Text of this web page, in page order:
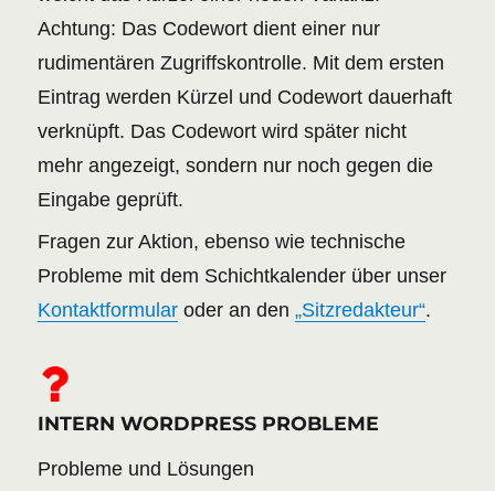
Achtung: Das Codewort dient einer nur
rudimentären Zugriffskontrolle. Mit dem ersten
Eintrag werden Kürzel und Codewort dauerhaft
verknüpft. Das Codewort wird später nicht
mehr angezeigt, sondern nur noch gegen die
Eingabe geprüft.
Fragen zur Aktion, ebenso wie technische
Probleme mit dem Schichtkalender über unser
Kontaktformular oder an den„Sitzredakteur“.
INTERN WORDPRESS PROBLEME
Probleme und Lösungen